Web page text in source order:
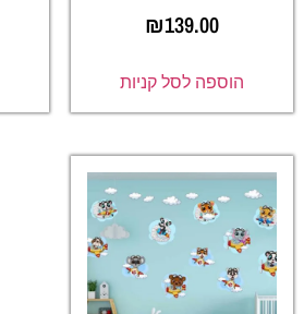
₪139.00
הוספה לסל קניות